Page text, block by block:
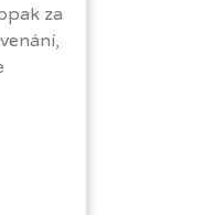
za